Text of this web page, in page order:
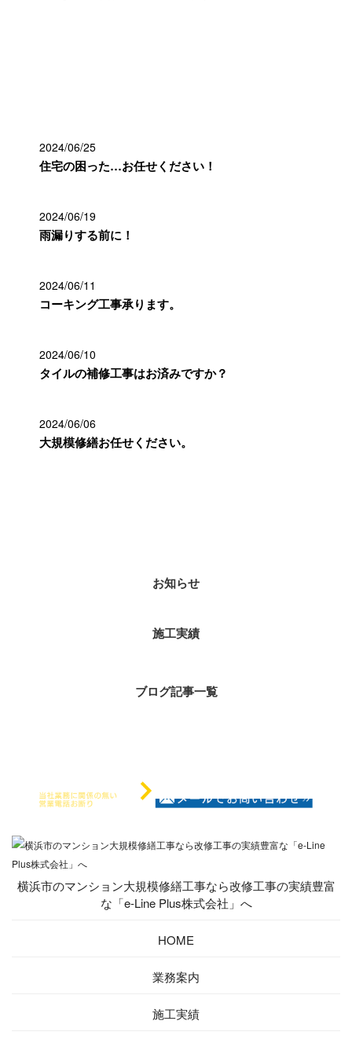
2024/06/25
住宅の困った…お任せください！
2024/06/19
雨漏りする前に！
2024/06/11
コーキング工事承ります。
2024/06/10
タイルの補修工事はお済みですか？
2024/06/06
大規模修繕お任せください。
お知らせ
施工実績
ブログ記事一覧
横浜市のマンション大規模修繕工事なら改修工事の実績豊富
な「e-Line Plus株式会社」へ
HOME
業務案内
施工実績